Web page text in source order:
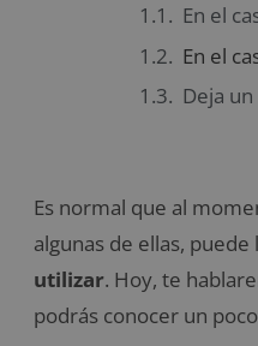
En el
En el
Deja
Es normal que al
algunas de ellas,
utilizar. Hoy, te
podrás conocer un